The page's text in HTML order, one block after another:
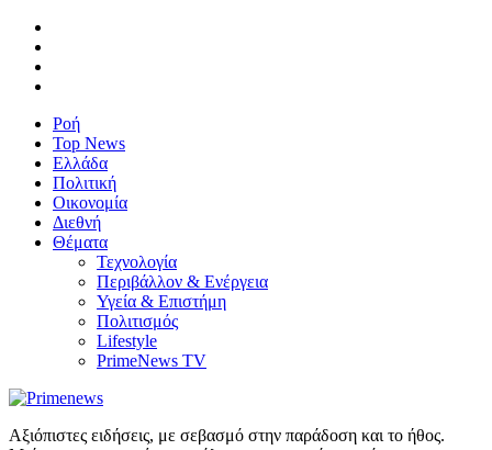
Ροή
Top News
Ελλάδα
Πολιτική
Οικονομία
Διεθνή
Θέματα
Τεχνολογία
Περιβάλλον & Ενέργεια
Υγεία & Επιστήμη
Πολιτισμός
Lifestyle
PrimeNews TV
Αξιόπιστες ειδήσεις, με σεβασμό στην παράδοση και το ήθος.